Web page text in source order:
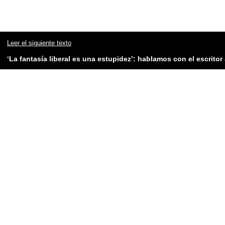
Leer el siguiente texto
‘La fantasía liberal es una estupidez’: hablamos con el escritor